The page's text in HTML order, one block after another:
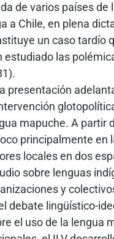
de varios países de
a Chile, en plena
un caso tardío
estudiado las
presentación
mapuche. A partir
principalmente en
locales en dos
sobre lenguas
y
debate lingüístico-
el uso de la lengua